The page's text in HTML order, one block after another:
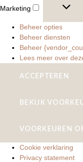
Marketing
Beheer opties
Beheer diensten
Beheer
Lees meer over
ACCEPTEREN
BEKIJK
VOORKEUREN
Cookie verklaring
Privacy statement